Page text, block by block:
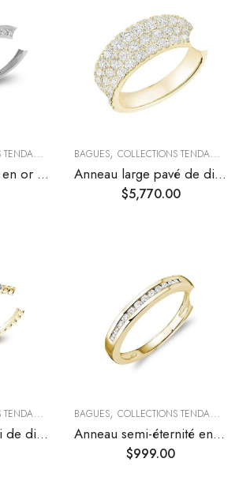
TENDANCES
Anneau fin croisé en or et pavage diamants
BAGUES, COLLECTIONS TENDANCES
Anneau large pavé de diamants
$5,770.00
TENDANCES
Anneau perlé serti de diamants
BAGUES, COLLECTIONS TENDANCES
Anneau semi-éternité en serti rail
$999.00